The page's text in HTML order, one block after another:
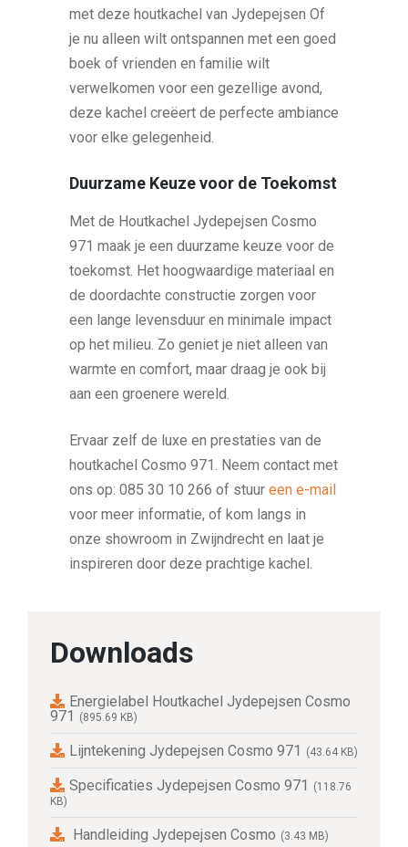
met deze houtkachel van Jydepejsen Of
je nu alleen wilt ontspannen met een goed
boek of vrienden en familie wilt
verwelkomen voor een gezellige avond,
deze kachel creëert de perfecte ambiance
voor elke gelegenheid.
Duurzame Keuze voor de Toekomst
Met de Houtkachel Jydepejsen Cosmo
971 maak je een duurzame keuze voor de
toekomst. Het hoogwaardige materiaal en
de doordachte constructie zorgen voor
een lange levensduur en minimale impact
op het milieu. Zo geniet je niet alleen van
warmte en comfort, maar draag je ook bij
aan een groenere wereld.
Ervaar zelf de luxe en prestaties van de
houtkachel Cosmo 971. Neem contact met
ons op: 085 30 10 266 of stuureen e-mail
voor meer informatie, of kom langs in
onze showroom in Zwijndrecht en laat je
inspireren door deze prachtige kachel.
Downloads
Energielabel Houtkachel Jydepejsen Cosmo
971
(895.69 KB)
Lijntekening Jydepejsen Cosmo 971 (43.64 KB)
Specificaties Jydepejsen Cosmo 971
(118.76
KB)
Handleiding Jydepejsen Cosmo (3.43 MB)